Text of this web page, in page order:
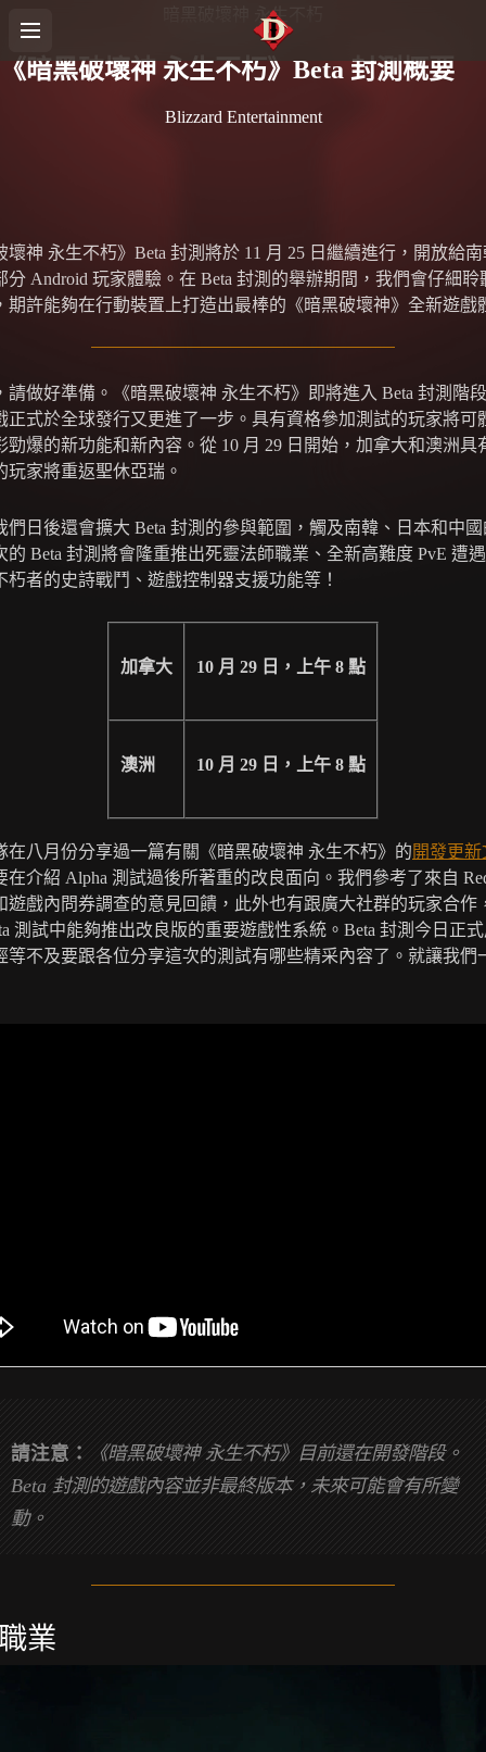
暗黑破壞神 永生不朽
《暗黑破壞神 永生不朽》Beta 封測概要
Blizzard Entertainment
壞神 永生不朽》Beta 封測將於 11 月 25 日繼續進行，開放給
分 Android 玩家體驗。在 Beta 封測的舉辦期間，我們會仔細聆
期許能夠在行動裝置上打造出最棒的《暗黑破壞神》全新遊戲
請做好準備。《暗黑破壞神 永生不朽》即將進入 Beta 封測階
正式於全球發行又更進了一步。具有資格參加測試的玩家將可
勁爆的新功能和新內容。從 10 月 29 日開始，加拿大和澳洲具
玩家將重返聖休亞瑞。
們日後還會擴大 Beta 封測的參與範圍，觸及南韓、日本和中
的 Beta 封測將會隆重推出死靈法師職業、全新高難度 PvE 遭
朽者的史詩戰鬥、遊戲控制器支援功能等！
加拿大 10 月 29 日，上午 8 點
澳洲 10 月 29 日，上午 8 點
在八月份分享過一篇有關《暗黑破壞神 永生不朽》的開發更新
在介紹 Alpha 測試過後所著重的改良面向。我們參考了來自
遊戲內問券調查的意見回饋，此外也有跟廣大社群的玩家合作
測試中能夠推出改良版的重要遊戲性系統。Beta 封測今日正
等不及要跟各位分享這次的測試有哪些精采內容了。就讓我們
請注意：
《暗黑破壞神 永生不朽》目前還在開發階段。
Beta 封測的遊戲內容並非最終版本，未來可能會有所變
動。
業